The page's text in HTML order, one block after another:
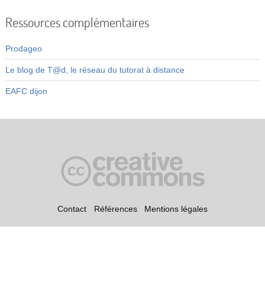
Vidéos
Se connecter
Ressources complémentaires
Prodageo
Le blog de T@d, le réseau du tutorat à distance
EAFC dijon
Contact Références Mentions légales